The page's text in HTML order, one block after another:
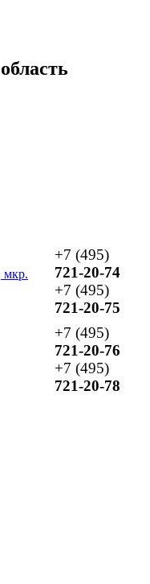
мкр.
+7 (495)
721-20-74
+7 (495)
721-20-75
+7 (495)
721-20-76
+7 (495)
721-20-78